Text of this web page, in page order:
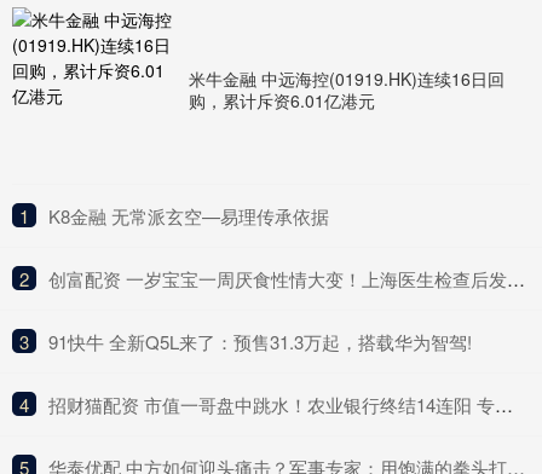
米牛金融 中远海控(01919.HK)连续16日回
购，累计斥资6.01亿港元
1 ​K8金融 无常派玄空—易理传承依据
2 ​创富配资 一岁宝宝一周厌食性情大变！上海医生检查后发现惊人原因，奶奶惊呼：疏忽了
3 ​91快牛 全新Q5L来了：预售31.3万起，搭载华为智驾!
4 ​招财猫配资 市值一哥盘中跳水！农业银行终结14连阳 专家：阶段性调整
5 ​华泰优配 中方如何迎头痛击？军事专家：用饱满的拳头打到对方脸上